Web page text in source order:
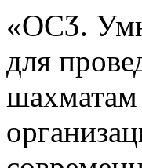
«ОСӠ.
для
шахматам